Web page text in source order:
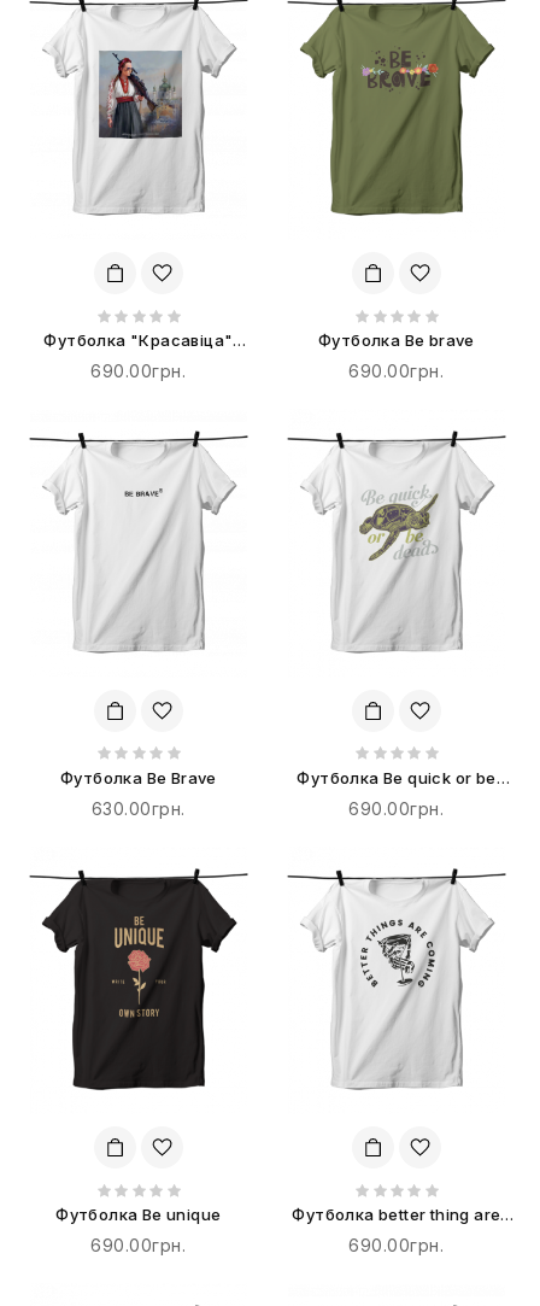
Футболка "Красавіца"
терпіти не буде!
690.00грн.
Футболка Be brave
690.00грн.
Футболка Be Brave
630.00грн.
Футболка Be quick or be
dead
690.00грн.
Футболка Be unique
690.00грн.
Футболка better thing are
coming
690.00грн.